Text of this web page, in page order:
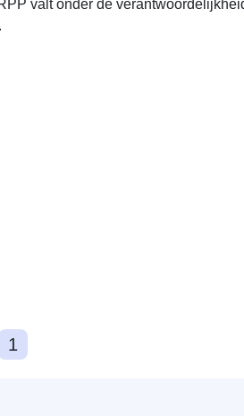
valt onder de
1